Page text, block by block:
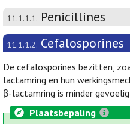
11.1.1.1. Penicillines
11.1.1.2. Cefalosporines
De cefalosporines bezitten,
lactamring en hun
β-lactamring is minder
Plaatsbepaling